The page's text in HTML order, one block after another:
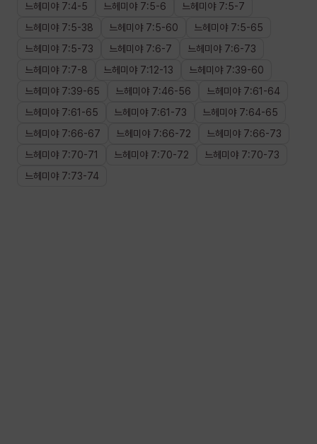
느헤미야 7:4-5 느헤미야 7:5-6 느헤미야 7:5-7
느헤미야 7:5-38 느헤미야 7:5-60 느헤미야 7:5-65
느헤미야 7:5-73 느헤미야 7:6-7 느헤미야 7:6-73
느헤미야 7:7-8 느헤미야 7:12-13 느헤미야 7:39-60
느헤미야 7:39-65 느헤미야 7:46-56 느헤미야 7:61 -64
느헤미야 7:61 -65 느헤미야 7:61 -73 느헤미야 7:64-65
느헤미야 7:66-67 느헤미야 7:66-72 느헤미야 7:66-73
느헤미야 7:70-71 느헤미야 7:70-72 느헤미야 7:70-73
느헤미야 7:73-74